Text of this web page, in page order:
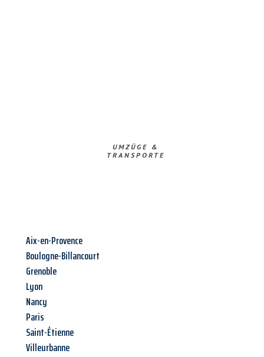
UMZÜGE &
TRANSPORTE
Aix-en-Provence
Boulogne-Billancourt
Grenoble
Lyon
Nancy
Paris
Saint-Étienne
Villeurbanne